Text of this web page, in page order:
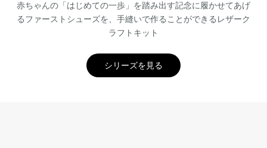
赤ちゃんの「はじめての一歩」を踏み出す記念に履かせてあげ
るファーストシューズを、手縫いで作ることができるレザーク
ラフトキット
シリーズを見る